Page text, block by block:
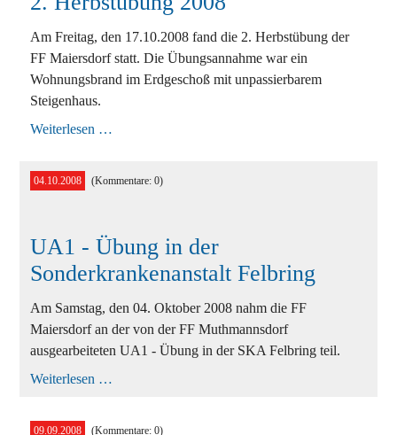
Bekleidung
Ausbildung
Einsätze
Veranstaltungen
Am Freitag, den 17.10.2008 fand die 2. Herbstübung der
FF Maiersdorf statt. Die Übungsannahme war ein
Wohnungsbrand im Erdgeschoß mit unpassierbarem
Steigenhaus.
Weiterlesen …
04.10.2008 (Kommentare: 0)
UA1 - Übung in der
Sonderkrankenanstalt Felbring
Am Samstag, den 04. Oktober 2008 nahm die FF
Maiersdorf an der von der FF Muthmannsdorf
ausgearbeiteten UA1 - Übung in der SKA Felbring teil.
Weiterlesen …
09.09.2008 (Kommentare: 0)